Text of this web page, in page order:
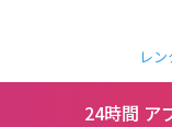
レ
24時間 ア